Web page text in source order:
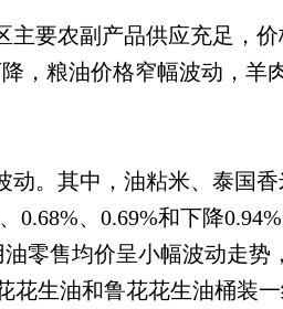
农副产品供应充足，价
，粮油价格窄幅波动，羊
其中，油粘米、泰国香
0.68%、0.69%和下降
零售均价呈小幅波动走
生油和鲁花花生油桶装